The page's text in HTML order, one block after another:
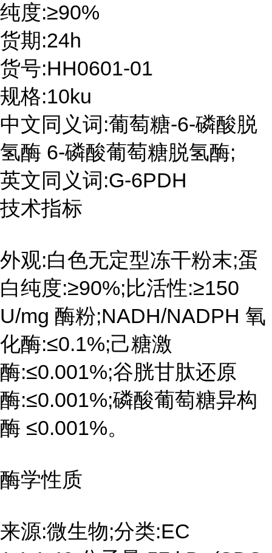
纯度:≥90%
货期:24h
货号:HH0601-01
规格:10ku
中文同义词:葡萄糖-6-磷酸脱
氢酶 6-磷酸葡萄糖脱氢酶;
英文同义词:G-6PDH
技术指标
外观:白色无定型冻干粉末;蛋
白纯度:≥90%;比活性:≥150
U/mg 酶粉;NADH/NADPH 氧
化酶:≤0.1%;己糖激
酶:≤0.001%;谷胱甘肽还原
酶:≤0.001%;磷酸葡萄糖异构
酶 ≤0.001%。
酶学性质
来源:微生物;分类:EC